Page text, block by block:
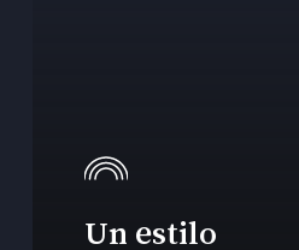
Un estilo